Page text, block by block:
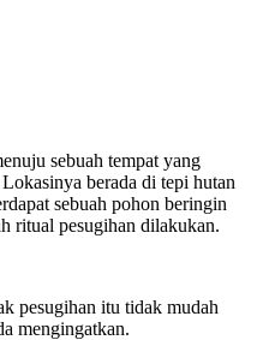
sebuah tempat yang
berada di tepi hutan
sebuah pohon beringin
ritual pesugihan dilakukan.
pesugihan itu tidak mudah
mengingatkan.